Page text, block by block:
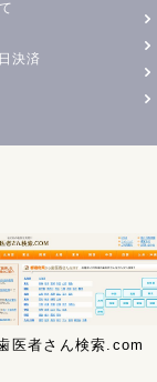
決済
医者さん検索.com